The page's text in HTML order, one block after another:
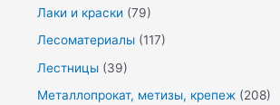
Лаки и краски (79)
Лесоматериалы (117)
Лестницы (39)
Металлопрокат, метизы, крепеж (208)